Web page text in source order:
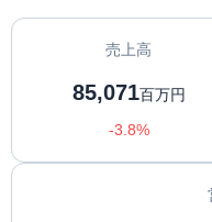
売上高
85,071百万円
-3.8%